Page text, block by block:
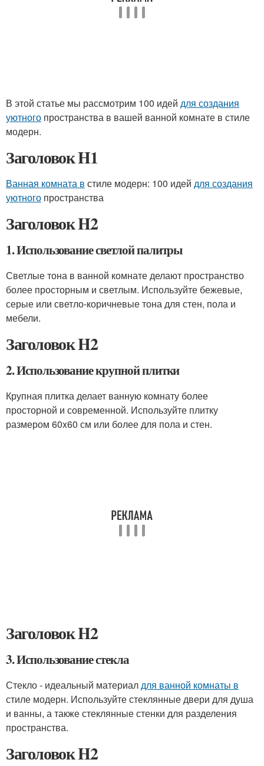
В этой статье мы рассмотрим 100 идей для создания
уютного пространства в вашей ванной комнате в стиле
модерн.
Заголовок H1
Ванная комната в стиле модерн: 100 идей для создания
уютного пространства
Заголовок H2
1. Использование светлой палитры
Светлые тона в ванной комнате делают пространство
более просторным и светлым. Используйте бежевые,
серые или светло-коричневые тона для стен, пола и
мебели.
Заголовок H2
2. Использование крупной плитки
Крупная плитка делает ванную комнату более
просторной и современной. Используйте плитку
размером 60x60 см или более для пола и стен.
Заголовок H2
3. Использование стекла
Стекло - идеальный материалдля ванной комнаты в
стиле модерн. Используйте стеклянные двери для душа
и ванны, а также стеклянные стенки для разделения
пространства.
Заголовок H2